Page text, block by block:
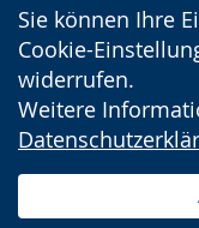
Sie können Ihre
Cookie-
widerrufen.
Weitere